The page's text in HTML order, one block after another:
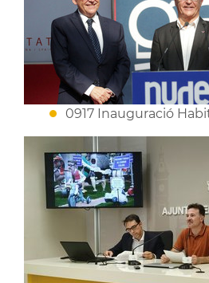
0917 Inauguració